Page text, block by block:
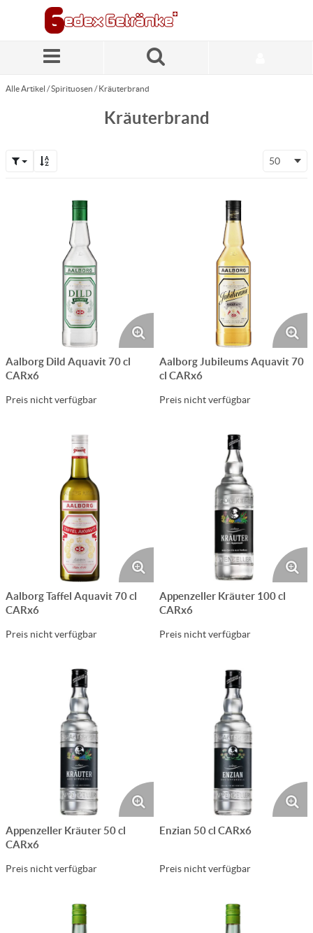
Alle Artikel /Spirituosen / Kräuterbrand
Kräuterbrand
50
Aalborg Dild Aquavit 70 cl
CARx6
Preis nicht verfügbar
Aalborg Jubileums Aquavit 70
cl CARx6
Preis nicht verfügbar
Aalborg Taffel Aquavit 70 cl
CARx6
Preis nicht verfügbar
Appenzeller Kräuter 100 cl
CARx6
Preis nicht verfügbar
Appenzeller Kräuter 50 cl
CARx6
Preis nicht verfügbar
Enzian 50 cl CARx6
Preis nicht verfügbar